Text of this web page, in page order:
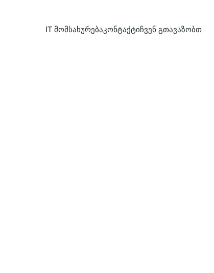
IT მომსახურებაკონტაქტიჩვენ გთავაზობთ